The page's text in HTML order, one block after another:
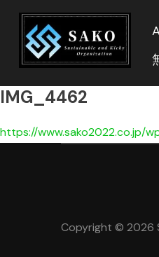
IMG_4462
https://www.sako2022.co.jp/
Copyright © 2026